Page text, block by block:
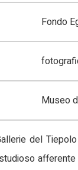
Fondo
Museo
del